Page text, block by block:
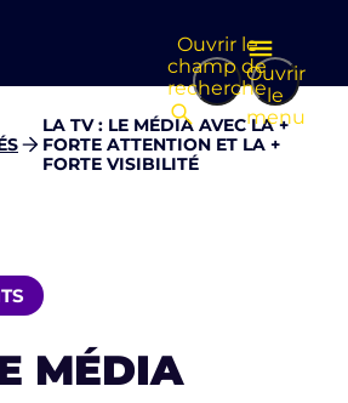
Ouvrir
le
menu
Ouvrir le
champ de
recherche
LA TV : LE MÉDIA AVEC LA +
FORTE ATTENTION ET LA +
FORTE VISIBILITÉ
MÉDIA